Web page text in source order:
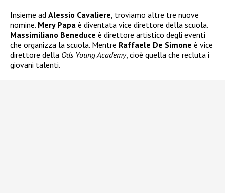
Insieme ad Alessio Cavaliere , troviamo altre tre nuove
nomine. Mery Papa è diventata vice direttore della scuola.
Massimiliano Beneduce è direttore artistico degli eventi
che organizza la scuola. Mentre Raffaele De Simone è vice
direttore della Ods Young Academy, cioè quella che recluta i
giovani talenti.